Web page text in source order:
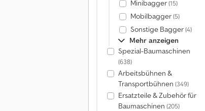
Minibagger(15)
Mobilbagger(5)
Sonstige Bagger(4)
Mehr anzeigen
Spezial-Baumaschinen
(638)
Arbeitsbühnen &
Transportbühnen (349)
Ersatzteile & Zubehör für
Baumaschinen (205)